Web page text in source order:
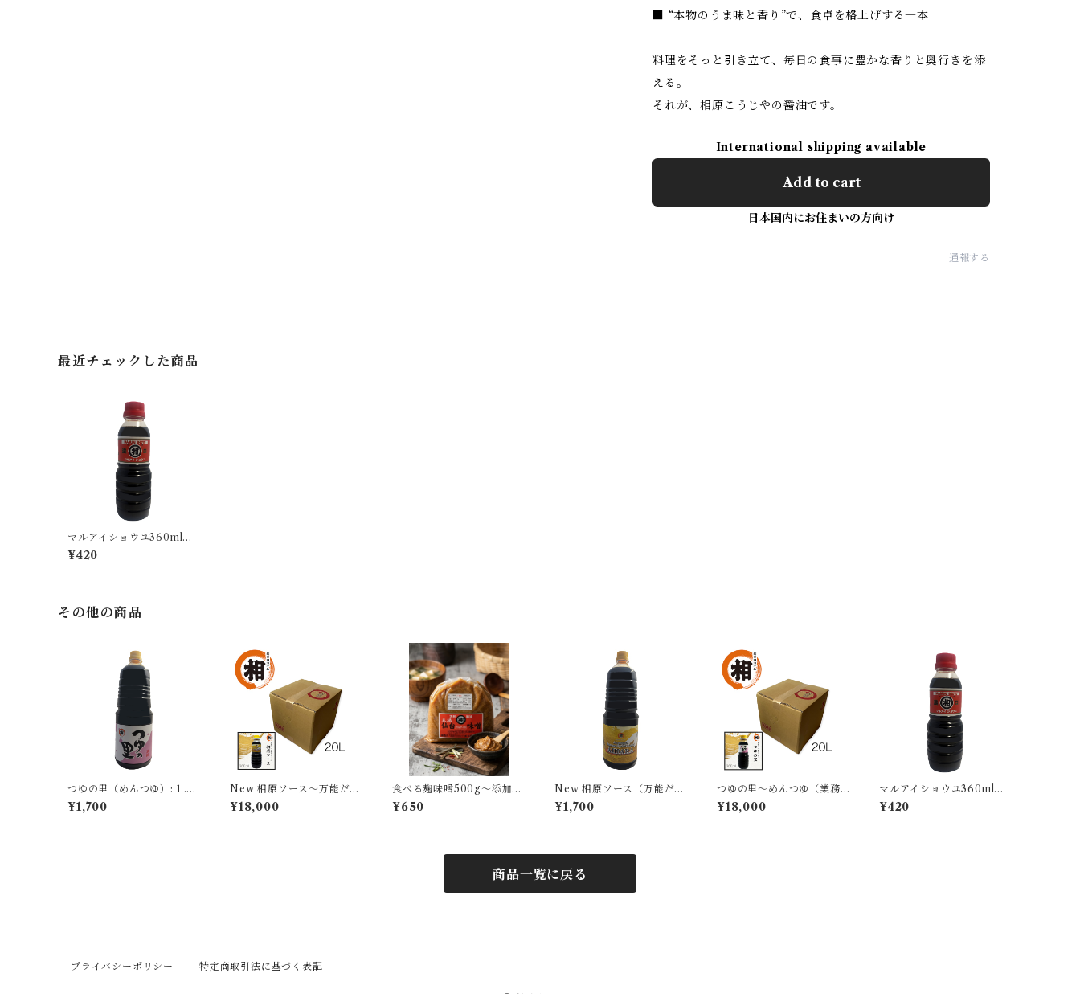
■ “本物のうま味と香り”で、食卓を格上げする一本
料理をそっと引き立て、毎日の食事に豊かな香りと奥行きを添
える。
それが、相原こうじやの醤油です。
International shipping available
Add to cart
日本国内にお住まいの方向け
通報する
最近チェックした商品
マルアイショウユ360ml
（醤油）
¥420
その他の商品
つゆの里（めんつゆ）:１.８
L
¥1,700
New 相原ソース〜万能だし
つゆ（業務用：ロンテナ
ー）
¥18,000
食べる麹味噌500g〜添加物
不使用、麹通常の約2倍〜
¥650
New 相原ソース（万能だし
つゆ）:１.８L
¥1,700
つゆの里〜めんつゆ（業務
用：ロンテナー20L）
¥18,000
マルアイショウユ360ml
（醤油）
¥420
商品一覧に戻る
プライバシーポリシー 特定商取引法に基づく表記